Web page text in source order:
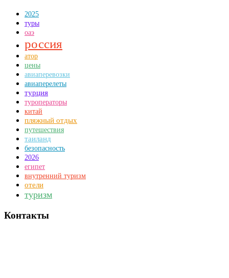
2025
туры
оаэ
россия
атор
цены
авиаперевозки
авиаперелеты
турция
туроператоры
китай
пляжный отдых
путешествия
таиланд
безопасность
2026
египет
внутренний туризм
отели
туризм
Контакты